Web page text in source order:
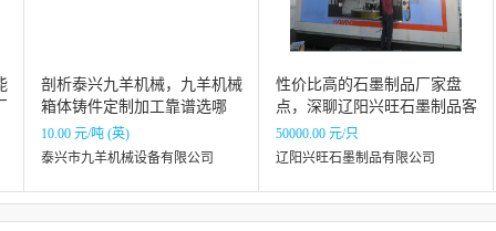
剖析泰兴九羊机械，九羊机械
箱体铸件定制加工靠谱选哪
家？
10.00 元/吨 (英)
泰兴市九羊机械设备有限公司
性价比高的石墨制品厂家盘
点，深聊辽阳兴旺石墨制品客
户评价如何
50000.00 元/只
辽阳兴旺石墨制品有限公司